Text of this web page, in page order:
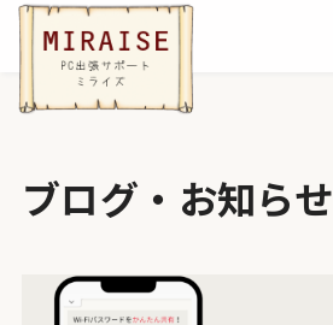
ブログ・お知らせ